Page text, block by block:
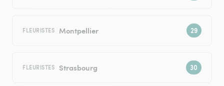
FLEURISTES Montpellier
FLEURISTES Strasbourg